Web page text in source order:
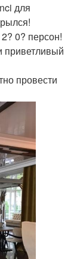
для
0? персон!
приветливый
провести